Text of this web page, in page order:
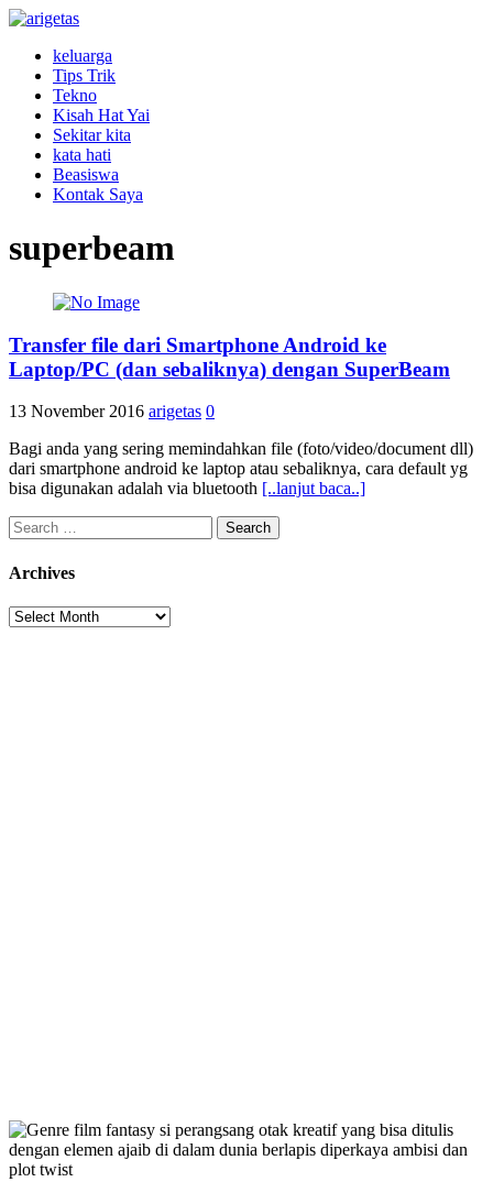
keluarga
Tips Trik
Tekno
Kisah Hat Yai
Sekitar kita
kata hati
Beasiswa
Kontak Saya
superbeam
Transfer file dari Smartphone Android ke
Laptop/PC (dan sebaliknya) dengan SuperBeam
13 November 2016 arigetas 0
Bagi anda yang sering memindahkan file (foto/video/document dll)
dari smartphone android ke laptop atau sebaliknya, cara default yg
bisa digunakan adalah via bluetooth [..lanjut baca..]
Search
for:
Archives
Archives